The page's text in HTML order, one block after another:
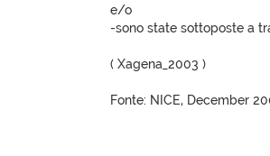
e/o
-sono state sottoposte a
( Xagena_2003 )
Fonte: NICE, December